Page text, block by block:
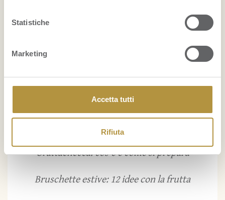
Statistiche
Marketing
Accetta tutti
Rifiuta
Il mangostano: un ottimo alleato delle donne
Maschera per capelli con avocado e olio di cocco:
nutrimento e idratazione
...
FRUITPEDIA
Grattachecca: cos’è e come si prepara
Bruschette estive: 12 idee con la frutta